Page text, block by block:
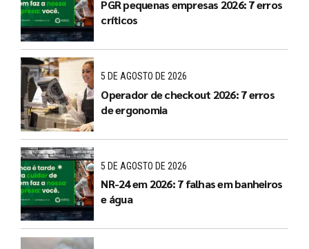
PGR pequenas empresas 2026: 7 erros
críticos
5 DE AGOSTO DE 2026
Operador de checkout 2026: 7 erros
de ergonomia
5 DE AGOSTO DE 2026
NR-24 em 2026: 7 falhas em banheiros
e água